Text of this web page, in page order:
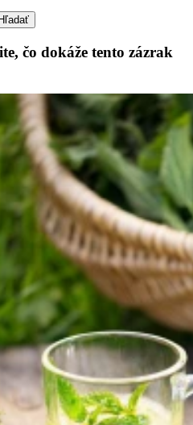
Hľadať
čo dokáže tento zázrak